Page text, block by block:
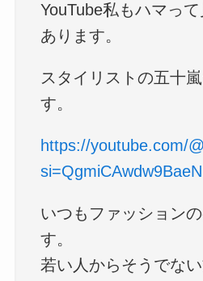
YouTube私もハマっ
あります。
スタイリストの五十
す。
https://youtube.com/
いつもファッション
す。
若い人からそうでな